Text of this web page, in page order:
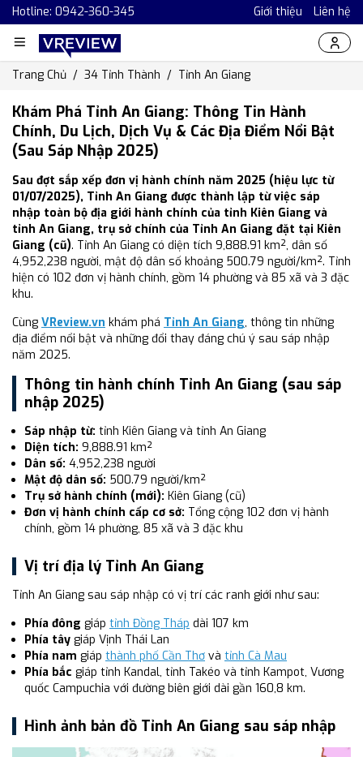
Hotline: 0942-360-345 Giới thiệu Liên hệ
Trang Chủ 34 Tỉnh Thành Tỉnh An Giang
Khám Phá Tỉnh An Giang: Thông Tin Hành
Chính, Du Lịch, Dịch Vụ & Các Địa Điểm Nổi Bật
(Sau Sáp Nhập 2025)
Sau đợt sắp xếp đơn vị hành chính năm 2025 (hiệu lực từ
01/07/2025), Tỉnh An Giang được thành lập từ việc sáp
nhập toàn bộ địa giới hành chính của tỉnh Kiên Giang và
tỉnh An Giang, trụ sở chính của Tỉnh An Giang đặt tại Kiên
Giang (cũ). Tỉnh An Giang có diện tích 9,888.91 km², dân số
4,952,238 người, mật độ dân số khoảng 500.79 người/km². Tỉnh
hiện có 102 đơn vị hành chính, gồm 14 phường và 85 xã và 3 đặc
khu.
Cùng VReview.vn khám phá Tỉnh An Giang, thông tin những
địa điểm nổi bật và những đổi thay đáng chú ý sau sáp nhập
năm 2025.
Thông tin hành chính Tỉnh An Giang (sau sáp
nhập 2025)
Sáp nhập từ: tỉnh Kiên Giang và tỉnh An Giang
Diện tích: 9,888.91 km²
Dân số: 4,952,238 người
Mật độ dân số: 500.79 người/km²
Trụ sở hành chính (mới): Kiên Giang (cũ)
Đơn vị hành chính cấp cơ sở: Tổng cộng 102 đơn vị hành
chính, gồm 14 phường, 85 xã và 3 đặc khu
Vị trí địa lý Tỉnh An Giang
Tỉnh An Giang sau sáp nhập có vị trí các ranh giới như sau:
Phía đông giáp tỉnh Đồng Tháp dài 107 km
Phía tây giáp Vịnh Thái Lan
Phía nam giáp thành phố Cần Thơ và tỉnh Cà Mau
Phía bắc giáp tỉnh Kandal, tỉnh Takéo và tỉnh Kampot, Vương
quốc Campuchia với đường biên giới dài gần 160,8 km.
Hình ảnh bản đồ Tỉnh An Giang sau sáp nhập